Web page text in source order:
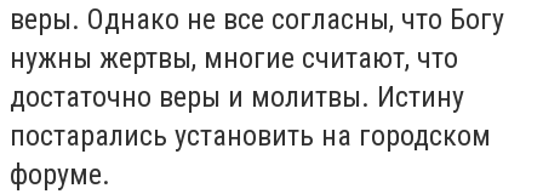
веры. Однако не все согласны, что Богу
нужны жертвы, многие считают, что
достаточно веры и молитвы. Истину
постарались установить на городском
форуме.